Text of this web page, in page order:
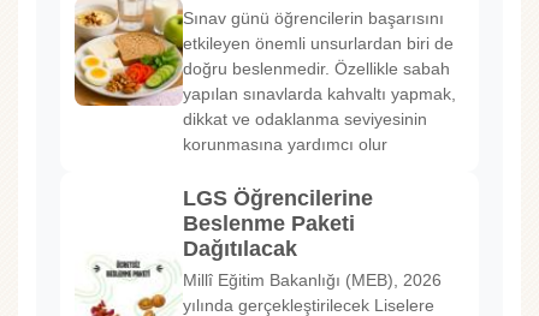
Sınav günü öğrencilerin başarısını
etkileyen önemli unsurlardan biri de
doğru beslenmedir. Özellikle sabah
yapılan sınavlarda kahvaltı yapmak,
dikkat ve odaklanma seviyesinin
korunmasına yardımcı olur
LGS Öğrencilerine
Beslenme Paketi
Dağıtılacak
Millî Eğitim Bakanlığı (MEB), 2026
yılında gerçekleştirilecek Liselere